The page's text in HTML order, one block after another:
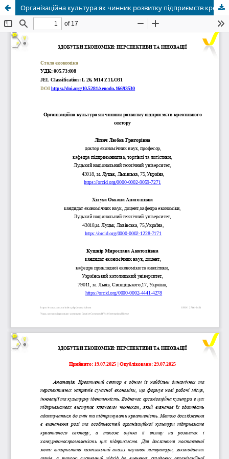
Організаційна культура як чинник розвитку підприємств креативного сектору